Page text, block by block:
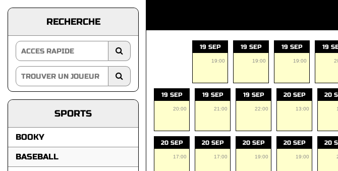
RECHERCHE
SPORTS
BOOKY
BASEBALL
19 SEP
19:00
19 SEP
19:00
19 SEP
19:00
19
19 SEP
20:00
19 SEP
21:00
19 SEP
22:00
20 SEP
13:00
20
20 SEP
17:00
20 SEP
17:00
20 SEP
19:00
20 SEP
19:00
20